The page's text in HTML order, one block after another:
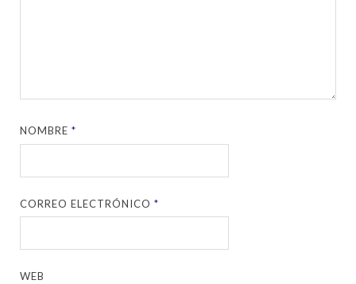
NOMBRE*
CORREO ELECTRÓNICO*
WEB